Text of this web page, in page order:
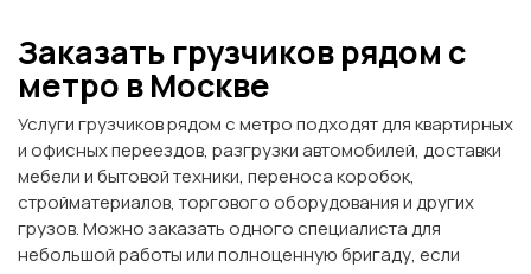
Заказать грузчиков рядом с
метро в Москве
Услуги грузчиков рядом с метро подходят для квартирных
и офисных переездов, разгрузки автомобилей, доставки
мебели и бытовой техники, переноса коробок,
стройматериалов, торгового оборудования и других
грузов. Можно заказать одного специалиста для
небольшой работы или полноценную бригаду, если